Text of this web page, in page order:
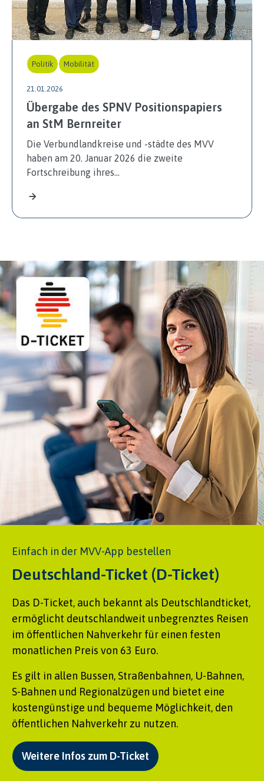
Politik Mobilität
21.01.2026
Übergabe des SPNV Positionspapiers
an StM Bernreiter
Die Verbundlandkreise und -städte des MVV
haben am 20. Januar 2026 die zweite
Fortschreibung ihres…
Einfach in der MVV-App bestellen
Deutschland-Ticket (D-Ticket)
Das D-Ticket, auch bekannt als Deutschlandticket,
ermöglicht deutschlandweit unbegrenztes Reisen
im öffentlichen Nahverkehr für einen festen
monatlichen Preis von 63 Euro.
Es gilt in allen Bussen, Straßenbahnen, U-Bahnen,
S-Bahnen und Regionalzügen und bietet eine
kostengünstige und bequeme Möglichkeit, den
öffentlichen Nahverkehr zu nutzen.
Weitere Infos zum D-Ticket